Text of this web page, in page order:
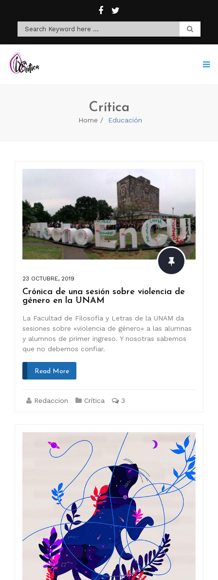
Crítica
Home Educación
23 OCTUBRE, 2019
Crónica de una sesión sobre violencia de
género en la UNAM
La Facultad de Filosofía y Letras de la UNAM da
sesiones sobre «violencia de género» a las alumnas
y alumnos de primer ingreso. Y nosotras sabemos
que no debemos confiar.
Read More
Redaccion Crítica 3